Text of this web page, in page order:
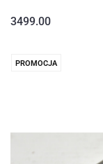
3499.00
PROMOCJA